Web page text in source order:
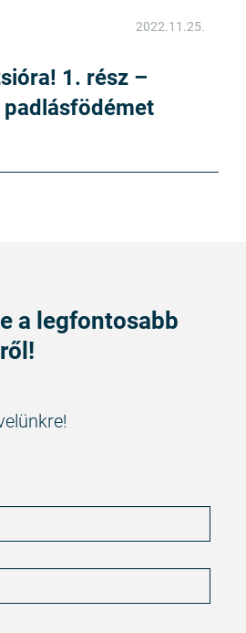
2022.11.25.
1. rész –
a legfontosabb